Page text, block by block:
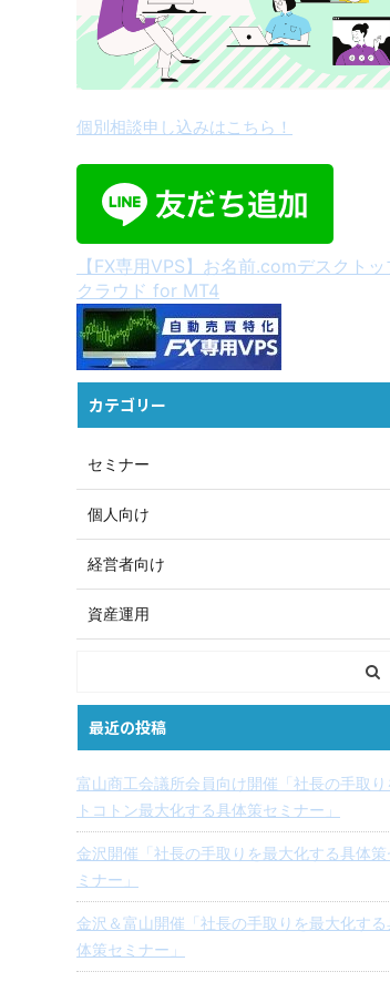
個別相談申し込みはこちら！
【FX専用VPS】お名前.comデスクトッ
クラウド for MT4
カテゴリー
セミナー
個人向け
経営者向け
資産運用
最近の投稿
富山商工会議所会員向け開催「社長の手取り
トコトン最大化する具体策セミナー」
金沢開催「社長の手取りを最大化する具体策
ミナー」
金沢＆富山開催「社長の手取りを最大化する
体策セミナー」